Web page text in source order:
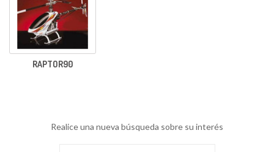
RAPTOR90
Realice una nueva búsqueda sobre su interés